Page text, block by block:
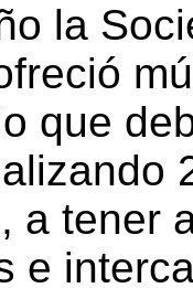
la
que
a tener
e